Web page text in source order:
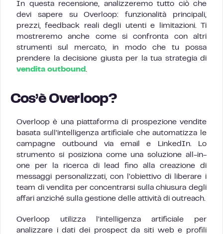
In questa recensione, analizzeremo tutto ciò che
devi sapere su Overloop: funzionalità principali,
prezzi, feedback reali degli utenti e limitazioni. Ti
mostreremo anche come si confronta con altri
strumenti sul mercato, in modo che tu possa
prendere la decisione giusta per la tua strategia di
vendita outbound .
Cos’è Overloop?
Overloop è una piattaforma di prospezione vendite
basata sull’intelligenza artificiale che automatizza le
campagne outbound via email e LinkedIn. Lo
strumento si posiziona come una soluzione all-in-
one per la ricerca di lead fino alla creazione di
messaggi personalizzati, con l’obiettivo di liberare i
team di vendita per concentrarsi sulla chiusura degli
affari anziché sulla gestione delle attività di outreach.
Overloop utilizza l’intelligenza artificiale per
analizzare i dati dei prospect da siti web e profili